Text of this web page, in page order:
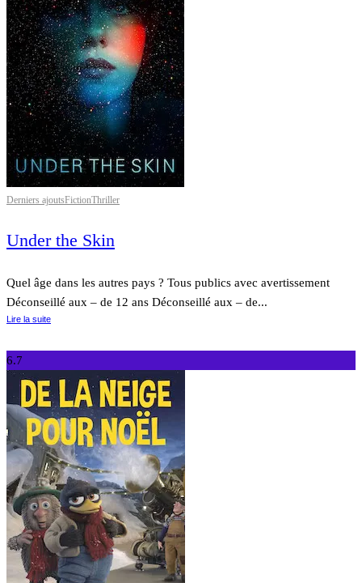
Derniers ajoutsFictionThriller
Under the Skin
Quel âge dans les autres pays ? Tous publics avec avertissement
Déconseillé aux – de 12 ans Déconseillé aux – de...
Lire la suite
6.7